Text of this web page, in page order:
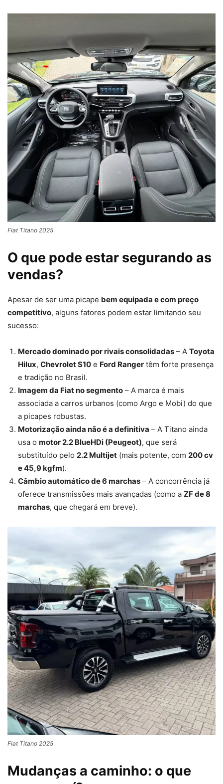
Fiat Titano 2025
O que pode estar segurando as
vendas?
Apesar de ser uma picape bem equipada e com preço
competitivo, alguns fatores podem estar limitando seu
sucesso:
Mercado dominado por rivais consolidadas – A Toyota
Hilux, Chevrolet S10 e Ford Ranger têm forte presença
e tradição no Brasil.
Imagem da Fiat no segmento – A marca é mais
associada a carros urbanos (como Argo e Mobi) do que
a picapes robustas.
Motorização ainda não é a definitiva – A Titano ainda
usa o motor 2.2 BlueHDi (Peugeot), que será
substituído pelo 2.2 Multijet (mais potente, com 200 cv
e 45,9 kgfm).
Câmbio automático de 6 marchas – A concorrência já
oferece transmissões mais avançadas (como a ZF de 8
marchas, que chegará em breve).
Fiat Titano 2025
Mudanças a caminho: o que